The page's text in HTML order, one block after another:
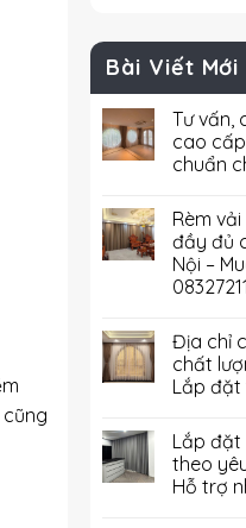
Bài Viết Mới
Tư vấn,
cao
chuẩn
Rèm
đầy đủ
Nội –
Địa chỉ
chất
Lắp đặt
Lắp đặt
theo
Hỗ trợ